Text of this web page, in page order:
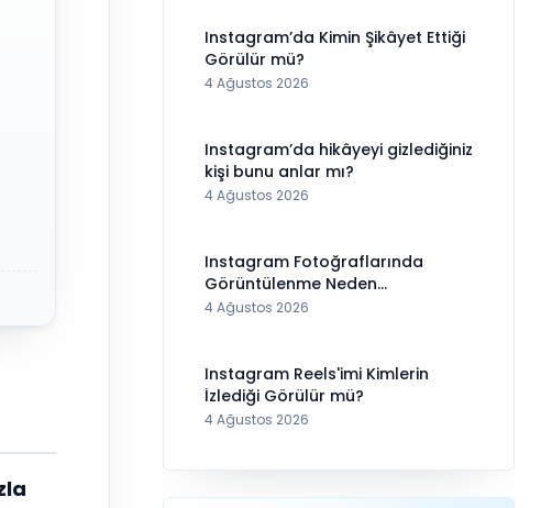
Instagram’da Kimin Şikâyet Ettiği
Görülür mü?
4 Ağustos 2026
Instagram’da hikâyeyi gizlediğiniz
kişi bunu anlar mı?
4 Ağustos 2026
Instagram Fotoğraflarında
Görüntülenme Neden
Görünmüyor?
4 Ağustos 2026
Instagram Reels'imi Kimlerin
İzlediği Görülür mü?
4 Ağustos 2026